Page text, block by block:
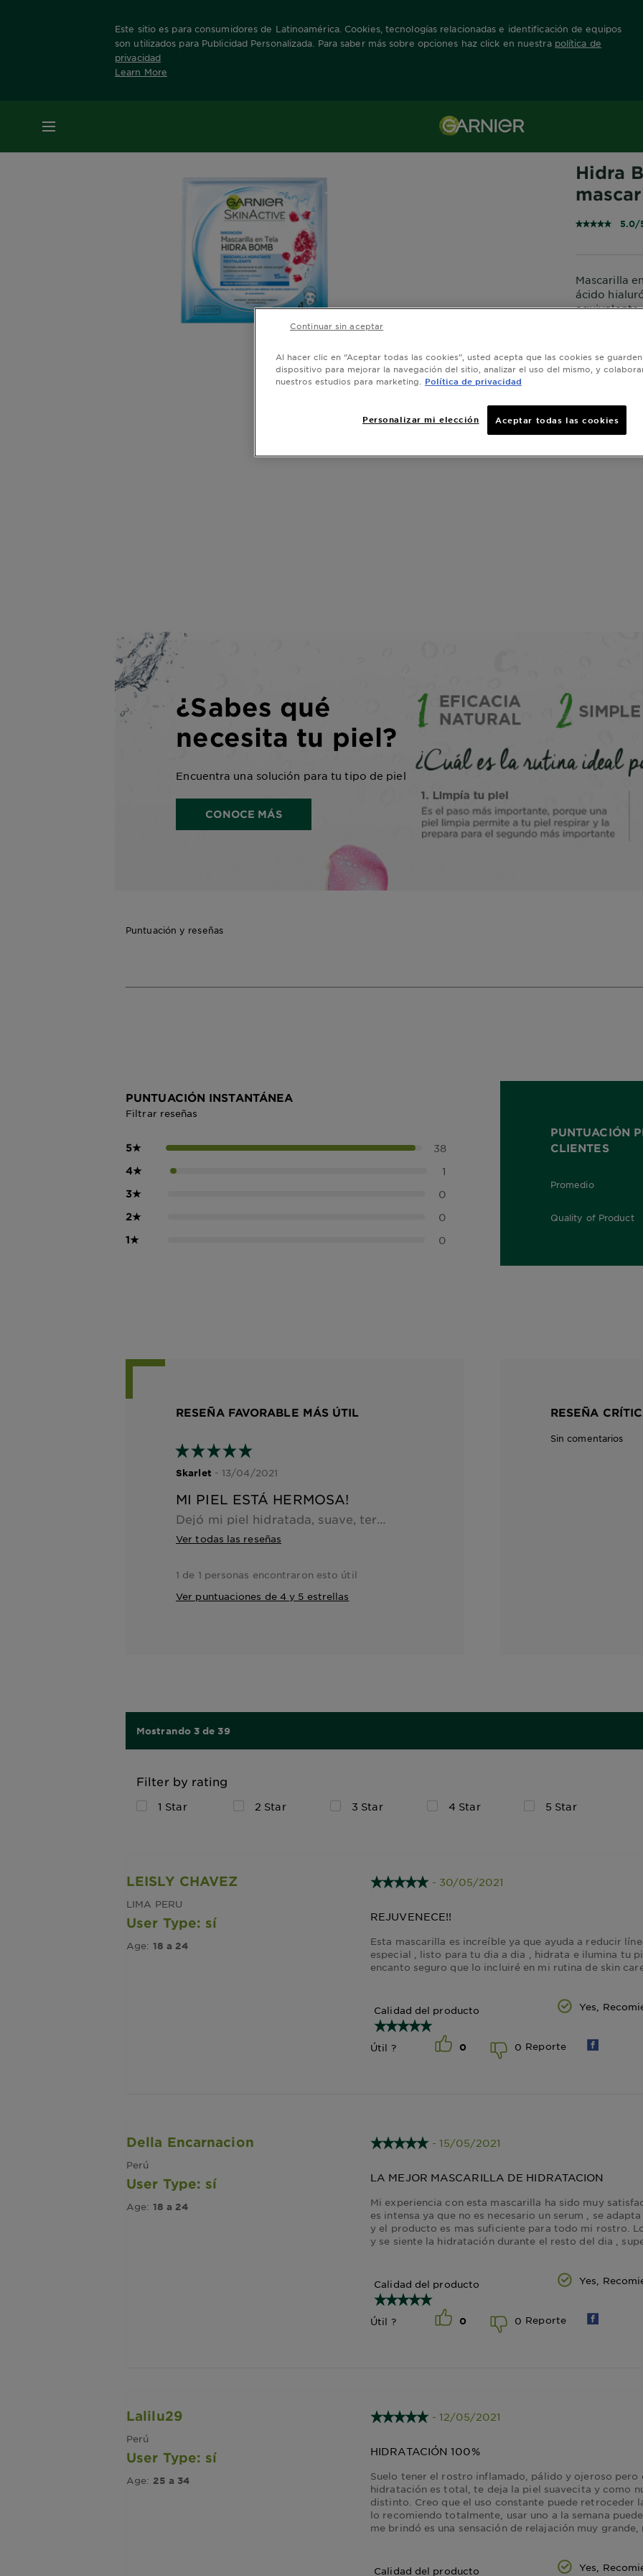
Este sitio es para consumidores de Latinoamérica. Cookies, tecnologías relacionadas e identificación de equipos
son utilizados para Publicidad Personalizada. Para saber más sobre opciones haz click en nuestra política de
privacidad
Learn More
MENÚ
Home Nuestras Marcas
Hidra
5.0/
Mascarilla
ácido
equivalente
¿Sabes qué
necesita tu piel?
Encuentra una solución para tu tipo de piel
CONOCE MÁS
Puntuación y reseñas
PUNTUACIÓN INSTANTÁNEA
Filtrar reseñas
5★ 38
4★ 1
3★ 0
2★ 0
1★ 0
PUNTUACIÓN
CLIENTES
Promedio
5.0 out of 5 stars
Quality of Product
5.0 out of 5 stars
RESEÑA FAVORABLE MÁS ÚTIL
Skarlet - 13/04/2021
MI PIEL ESTÁ HERMOSA!
Dejó mi piel hidratada, suave, tersa, gracias al ácido hialurónico, la hidratación de mi piel ha sido máximo!! A penas la use, note la diferencia, se absorbe muy bien y ayuda a otros productos a absorberse eficazmente también, me encantó y ya he vuelto a comprar más
Ver todas las reseñas
1 de 1 personas encontraron esto útil
Ver puntuaciones de 4 y 5 estrellas
RESEÑA
Sin comentarios
Mostrando 3 de 39
Filter by rating
1 Star 2 Star 3 Star 4 Star 5 Star
LEISLY CHAVEZ
LIMA PERU
User Type: sí
Age: 18 a 24
- 30/05/2021
REJUVENECE!!
Esta mascarilla es increíble ya que ayuda a reducir
especial , listo para tu dia a dia , hidrata e ilumina tu
encanto seguro que lo incluiré en mi rutina de skin
Calidad del producto Yes,
Útil ? 0 0 Reporte
Della Encarnacion
Perú
User Type: sí
Age: 18 a 24
- 15/05/2021
LA MEJOR MASCARILLA DE HIDRATACION
Mi experiencia con esta mascarilla ha sido muy
es intensa ya que no es necesario un serum , se
y el producto es mas suficiente para todo mi rostro.
y se siente la hidratación durante el resto del dia ,
Calidad del producto Yes,
Útil ? 0 0 Reporte
Lalilu29
Perú
User Type: sí
Age: 25 a 34
- 12/05/2021
HIDRATACIÓN 100%
Suelo tener el rostro inflamado, pálido y ojeroso
hidratación es total, te deja la piel suavecita y como
distinto. Creo que el uso constante puede retroceder
lo recomiendo totalmente, usar uno a la semana
me brindó es una sensación de relajación muy grande,
Calidad del producto Yes,
Al hacer clic en “Aceptar todas las cookies”, usted acepta que las cookies se
dispositivo para mejorar la navegación del sitio, analizar el uso del mismo, y
nuestros estudios para marketing.
Política de privacidad
Aceptar todas las cookies
Personalizar mi elección
Continuar sin aceptar